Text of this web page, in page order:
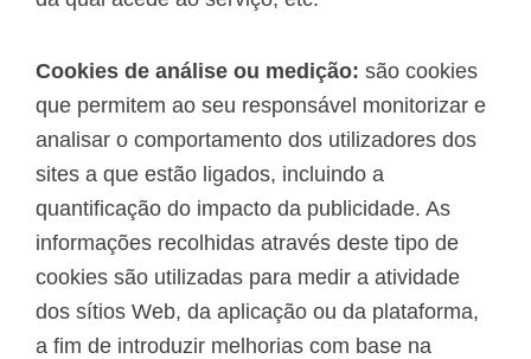
Cookies de análise ou medição: são cookies
que permitem ao seu responsável monitorizar e
analisar o comportamento dos utilizadores dos
sites a que estão ligados, incluindo a
quantificação do impacto da publicidade. As
informações recolhidas através deste tipo de
cookies são utilizadas para medir a atividade
dos sítios Web, da aplicação ou da plataforma,
a fim de introduzir melhorias com base na